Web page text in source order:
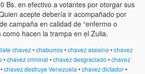
Bs. en efectivo a votantes por otorgar sus
acepte debería ir acompañado por
campaña en calidad de “enfermo o
como hacen la trampa en el Zulia.
chavez•chaburros•chavez asesino •chavez
•chavez criminal •chavez desgraciado •chavez
•chavez destruye Venezuela •chavez dictador•